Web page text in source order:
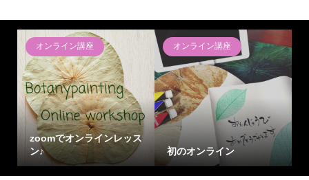
オンライン講座
zoomでオンラインレッス
ン♪
オンライン講座
初のオンライン